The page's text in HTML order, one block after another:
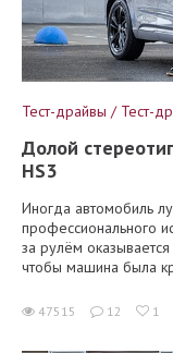
Тест-драйвы / Тест-
Долой
HS3
Иногда автомобиль
профессионального
за рулём
чтобы машина была
47515 12 1